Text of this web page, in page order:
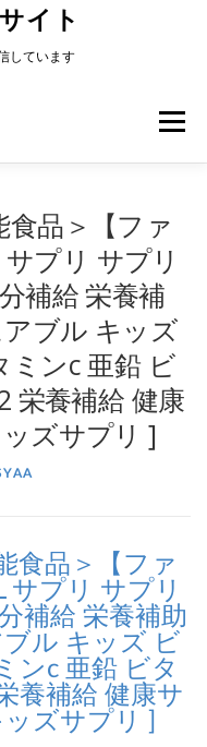
イト
しています
メニュ
食品＞【ファ
プリ サプリ
補給 栄養補
ブル キッズ
ミンc 亜鉛 ビ
栄養補給 健康
ズサプリ ]
食品＞【ファ
サプリ サプリ
補給 栄養補助
ル キッズ ビ
ンc 亜鉛 ビタ
養補給 健康サ
ズサプリ ]